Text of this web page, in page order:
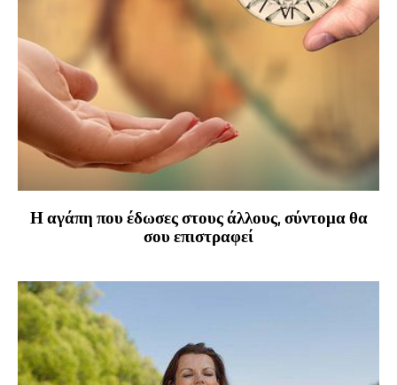
Η αγάπη που έδωσες στους άλλους, σύντομα θα
σου επιστραφεί